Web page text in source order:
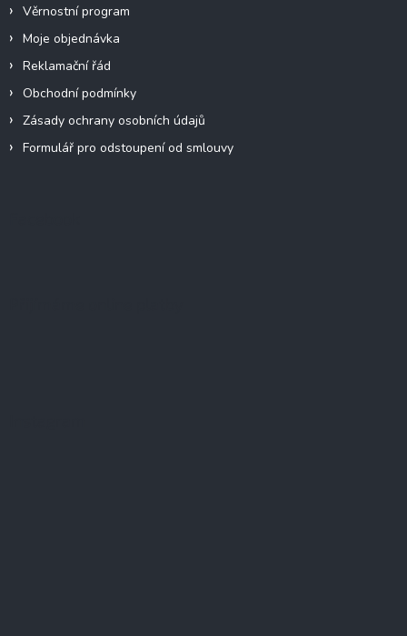
Věrnostní program
Moje objednávka
Reklamační řád
Obchodní podmínky
Zásady ochrany osobních údajů
Formulář pro odstoupení od smlouvy